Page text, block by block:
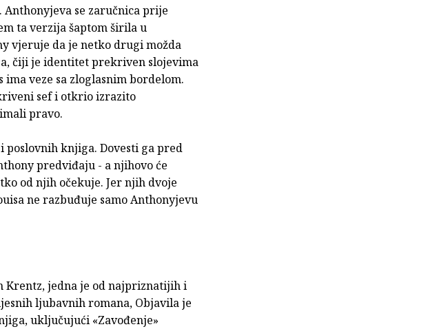
se zaručnica prije
ta verzija šaptom širila u
vjeruje da je netko drugi možda
čiji je identitet prekriven slojevima
veze sa zloglasnim bordelom.
sef i otkrio izrazito
pravo.
poslovnih knjiga. Dovesti ga pred
predviđaju - a njihovo će
od njih očekuje. Jer njih dvoje
ne razbuđuje samo Anthonyjevu
Krentz, jedna je od najpriznatijih i
ljubavnih romana, Objavila je
uključujući «Zavođenje»